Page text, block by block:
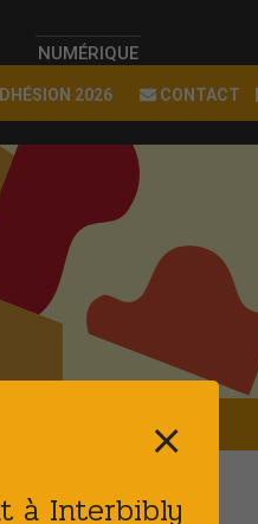
NUMÉRIQUE
2026 CONTACT
⨯
à Interbibly